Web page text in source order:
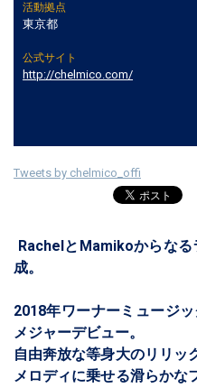
活動拠点
東京都
公式サイト
http://chelmico.com/
Tweets by chelmico_offi
RachelとMamikoからな
成。
2018年ワーナーミュージ
メジャーデビュー。
自由奔放な等身大のリリッ
メロディに乗せる滑らかな